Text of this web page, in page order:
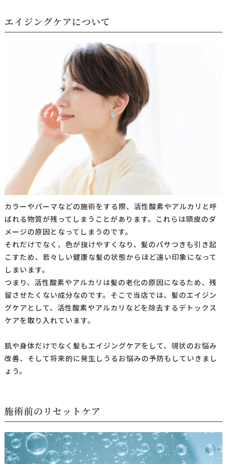
エイジングケアについて
カラーやパーマなどの施術をする際、活性酸素やアルカリと呼
ばれる物質が残ってしまうことがあります。これらは頭皮のダ
メージの原因となってしまうのです。
それだけでなく、色が抜けやすくなり、髪のパサつきも引き起
こすため、若々しい健康な髪の状態からほど遠い印象になって
しまいます。
つまり、活性酸素やアルカリは髪の老化の原因になるため、残
留させたくない成分なのです。そこで当店では、髪のエイジン
グケアとして、活性酸素やアルカリなどを除去するデトックス
ケアを取り入れています。
肌や身体だけでなく髪もエイジングケアをして、現状のお悩み
改善、そして将来的に発生しうるお悩みの予防もしていきまし
ょう。
施術前のリセットケア